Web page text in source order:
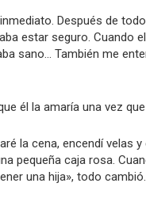
Después de
estar seguro. Cuando
sano… También me
él la amaría una vez
la cena, encendí velas y
pequeña caja rosa.
una hija», todo cambió.